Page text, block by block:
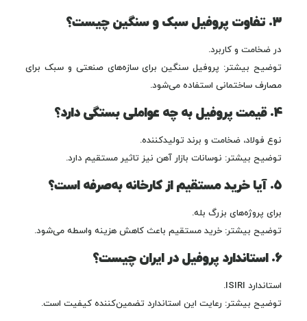
۳. تفاوت پروفیل سبک و سنگین چیست؟
در ضخامت و کاربرد.
توضیح بیشتر: پروفیل سنگین برای سازه‌های صنعتی و سبک برای
مصارف ساختمانی استفاده می‌شود.
۴. قیمت پروفیل به چه عواملی بستگی دارد؟
نوع فولاد، ضخامت و برند تولیدکننده.
توضیح بیشتر: نوسانات بازار آهن نیز تاثیر مستقیم دارد.
۵. آیا خرید مستقیم از کارخانه به‌صرفه است؟
برای پروژه‌های بزرگ بله.
توضیح بیشتر: خرید مستقیم باعث کاهش هزینه واسطه می‌شود.
۶. استاندارد پروفیل در ایران چیست؟
استاندارد ISIRI.
توضیح بیشتر: رعایت این استاندارد تضمین‌کننده کیفیت است.